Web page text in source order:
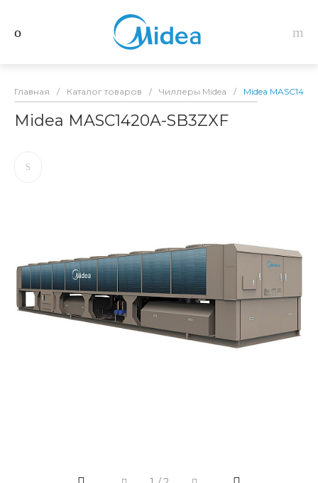
Главная / Каталог товаров / Чиллеры Midea / Midea
Midea MASC1420A-SB3ZXF